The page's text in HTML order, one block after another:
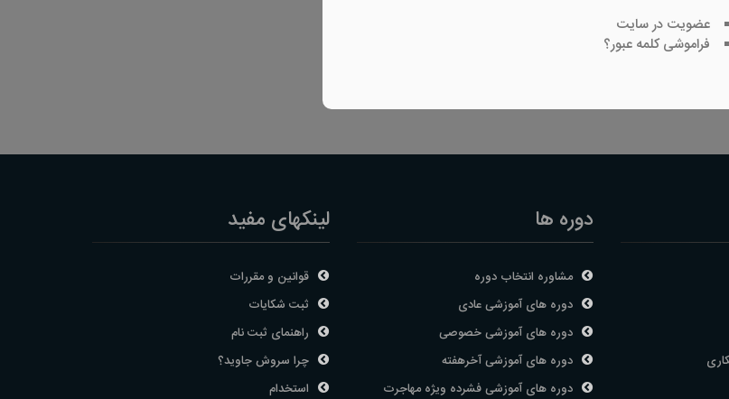
عضویت در سایت
فراموشی کلمه عبور؟
دوره ها
مشاوره انتخاب دوره
دوره های آموزشی عادی
دوره های آموزشی خصوصی
دوره های آموزشی آخرهفته
دوره های آموزشی فشرده ویژه مهاجرت
لینکهای مفید
قوانین و مقررات
ثبت شکایات
راهنمای ثبت نام
چرا سروش جاوید؟
استخدام